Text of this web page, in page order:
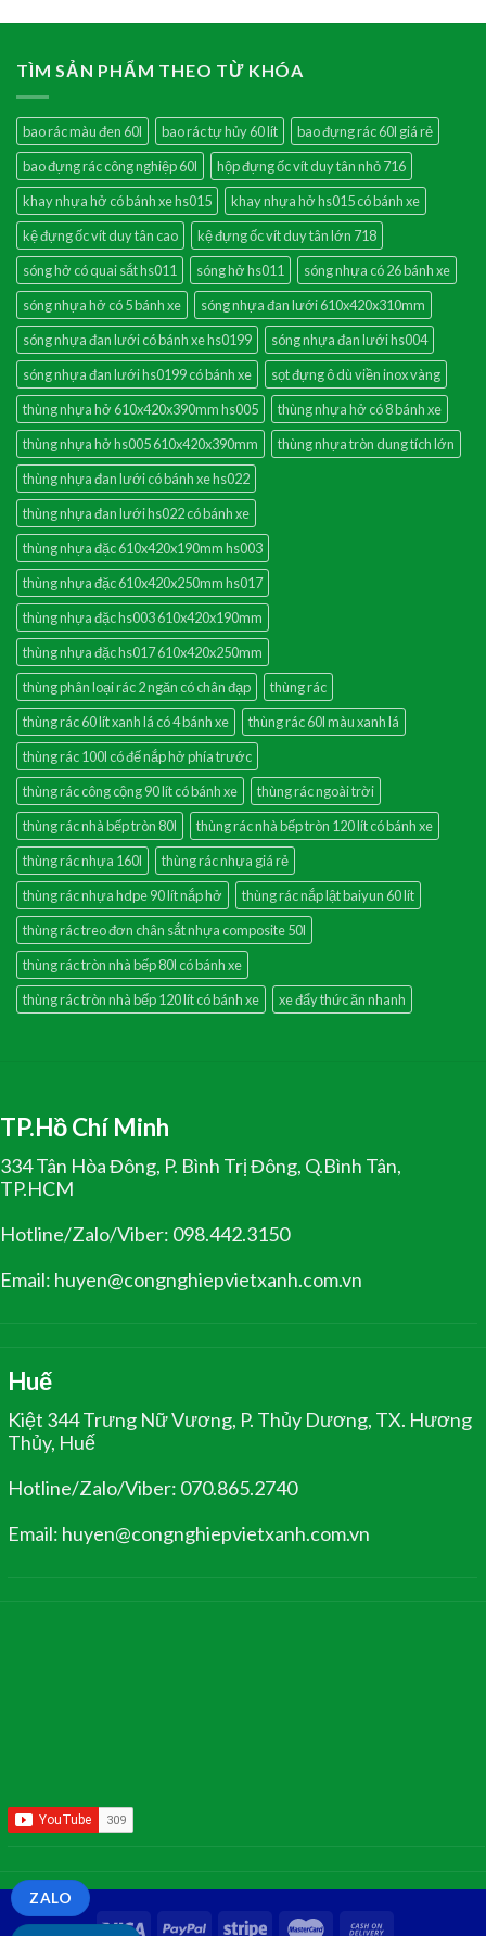
TÌM SẢN PHẨM THEO TỪ KHÓA
bao rác màu đen 60l bao rác tự hủy 60 lít
bao đựng rác 60l giá rẻ
bao đựng rác công nghiệp 60l
hộp đựng ốc vít duy tân nhỏ 716
khay nhựa hở có bánh xe hs015
khay nhựa hở hs015 có bánh xe
kệ đựng ốc vít duy tân cao
kệ đựng ốc vít duy tân lớn 718
sóng hở có quai sắt hs011
sóng hở hs011
sóng nhựa có 26 bánh xe
sóng nhựa hở có 5 bánh xe
sóng nhựa đan lưới 610x420x310mm
sóng nhựa đan lưới có bánh xe hs0199
sóng nhựa đan lưới hs004
sóng nhựa đan lưới hs0199 có bánh xe
sọt đựng ô dù viền inox vàng
thùng nhựa hở 610x420x390mm hs005
thùng nhựa hở có 8 bánh xe
thùng nhựa hở hs005 610x420x390mm
thùng nhựa tròn dung tích lớn
thùng nhựa đan lưới có bánh xe hs022
thùng nhựa đan lưới hs022 có bánh xe
thùng nhựa đặc 610x420x190mm hs003
thùng nhựa đặc 610x420x250mm hs017
thùng nhựa đặc hs003 610x420x190mm
thùng nhựa đặc hs017 610x420x250mm
thùng phân loại rác 2 ngăn có chân đạp
thùng rác
thùng rác 60 lít xanh lá có 4 bánh xe
thùng rác 60l màu xanh lá
thùng rác 100l có đế nắp hở phía trước
thùng rác công cộng 90 lít có bánh xe
thùng rác ngoài trời
thùng rác nhà bếp tròn 80l
thùng rác nhà bếp tròn 120 lít có bánh xe
thùng rác nhựa 160l
thùng rác nhựa giá rẻ
thùng rác nhựa hdpe 90 lít nắp hở
thùng rác nắp lật baiyun 60 lít
thùng rác treo đơn chân sắt nhựa composite 50l
thùng rác tròn nhà bếp 80l có bánh xe
thùng rác tròn nhà bếp 120 lít có bánh xe
xe đẩy thức ăn nhanh
TP.Hồ Chí Minh
334 Tân Hòa Đông, P. Bình Trị Đông, Q.Bình Tân,
TP.HCM
Hotline/Zalo/Viber: 098.442.3150
Email: huyen@congnghiepvietxanh.com.vn
Huế
Kiệt 344 Trưng Nữ Vương, P. Thủy Dương, TX. Hương
Thủy, Huế
Hotline/Zalo/Viber: 070.865.2740
Email: huyen@congnghiepvietxanh.com.vn
ZALO